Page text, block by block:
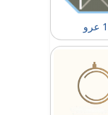
1 عرو